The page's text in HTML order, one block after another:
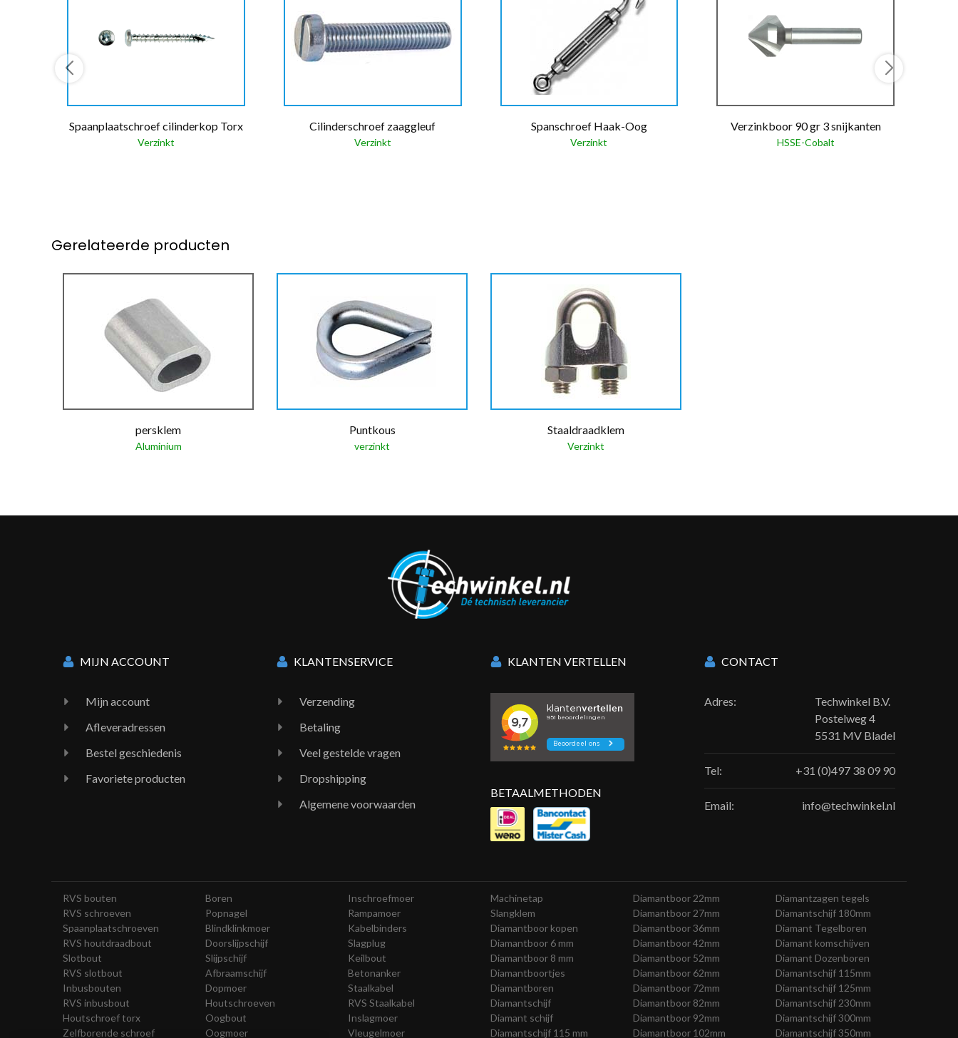
Spaanplaatschroef cilinderkop Torx
Verzinkt
Cilinderschroef zaaggleuf
Verzinkt
Spanschroef Haak-Oog
Verzinkt
Verzinkboor 90 gr 3 snijkanten
HSSE-Cobalt
Gerelateerde producten
persklem
Aluminium
Puntkous
verzinkt
Staaldraadklem
Verzinkt
MIJN ACCOUNT
Mijn account
Afleveradressen
Bestel geschiedenis
Favoriete producten
KLANTENSERVICE
Verzending
Betaling
Veel gestelde vragen
Dropshipping
Algemene voorwaarden
KLANTEN VERTELLEN
BETAALMETHODEN
CONTACT
Adres:
Techwinkel B.V.
Postelweg 4
5531 MV Bladel
Tel: +31 (0)497 38 09 90
Email: info@techwinkel.nl
RVS bouten
RVS schroeven
Spaanplaatschroeven
RVS houtdraadbout
Slotbout
RVS slotbout
Inbusbouten
RVS inbusbout
Houtschroef torx
Zelfborende schroef
Boren
Popnagel
Blindklinkmoer
Doorslijpschijf
Slijpschijf
Afbraamschijf
Dopmoer
Houtschroeven
Oogbout
Oogmoer
Inschroefmoer
Rampamoer
Kabelbinders
Slagplug
Keilbout
Betonanker
Staalkabel
RVS Staalkabel
Inslagmoer
Vleugelmoer
Machinetap
Slangklem
Diamantboor kopen
Diamantboor 6 mm
Diamantboor 8 mm
Diamantboortjes
Diamantboren
Diamantschijf
Diamant schijf
Diamantschijf 115 mm
Diamantboor 22mm
Diamantboor 27mm
Diamantboor 36mm
Diamantboor 42mm
Diamantboor 52mm
Diamantboor 62mm
Diamantboor 72mm
Diamantboor 82mm
Diamantboor 92mm
Diamantboor 102mm
Diamantzagen tegels
Diamantschijf 180mm
Diamant Tegelboren
Diamant komschijven
Diamant Dozenboren
Diamantschijf 115mm
Diamantschijf 125mm
Diamantschijf 230mm
Diamantschijf 300mm
Diamantschijf 350mm